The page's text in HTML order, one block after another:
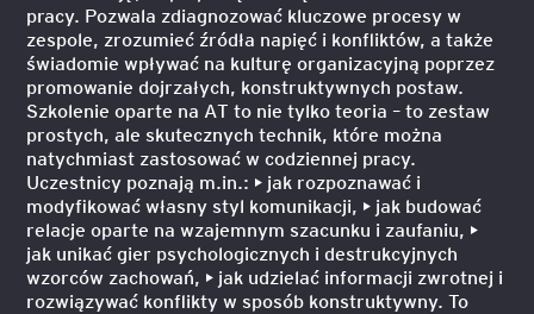
pracy. Pozwala zdiagnozować kluczowe procesy w
zespole, zrozumieć źródła napięć i konfliktów, a także
świadomie wpływać na kulturę organizacyjną poprzez
promowanie dojrzałych, konstruktywnych postaw.
Szkolenie oparte na AT to nie tylko teoria – to zestaw
prostych, ale skutecznych technik, które można
natychmiast zastosować w codziennej pracy.
Uczestnicy poznają m.in.: • jak rozpoznawać i
modyfikować własny styl komunikacji, • jak budować
relacje oparte na wzajemnym szacunku i zaufaniu, •
jak unikać gier psychologicznych i destrukcyjnych
wzorców zachowań, • jak udzielać informacji zwrotnej i
rozwiązywać konflikty w sposób konstruktywny. To